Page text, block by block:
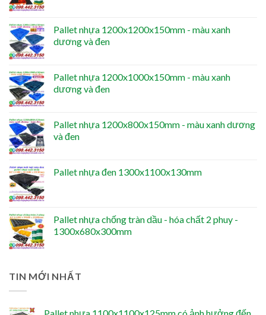
Pallet nhựa 1200x1200x150mm - màu xanh
dương và đen
Pallet nhựa 1200x1000x150mm - màu xanh
dương và đen
Pallet nhựa 1200x800x150mm - màu xanh dương
và đen
Pallet nhựa đen 1300x1100x130mm
Pallet nhựa chống tràn dầu - hóa chất 2 phuy -
1300x680x300mm
TIN MỚI NHẤT